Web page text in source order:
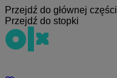
Przejdź do głównej części
Przejdź do stopki